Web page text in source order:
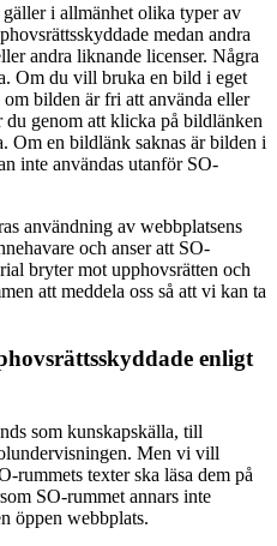
i allmänhet olika typer av
medan andra
andra liknande licenser. Några
Om du vill bruka en bild i eget
om bilden är fri att använda eller
genom att klicka på bildlänken
Om en bildlänk saknas är bilden i
inte användas utanför SO-
användning av webbplatsens
och anser att SO-
bryter mot upphovsrätten och
att meddela oss så att vi kan ta
enligt
som kunskapskälla, till
Men vi vill
rummets texter ska läsa dem på
SO-rummet annars inte
öppen webbplats.